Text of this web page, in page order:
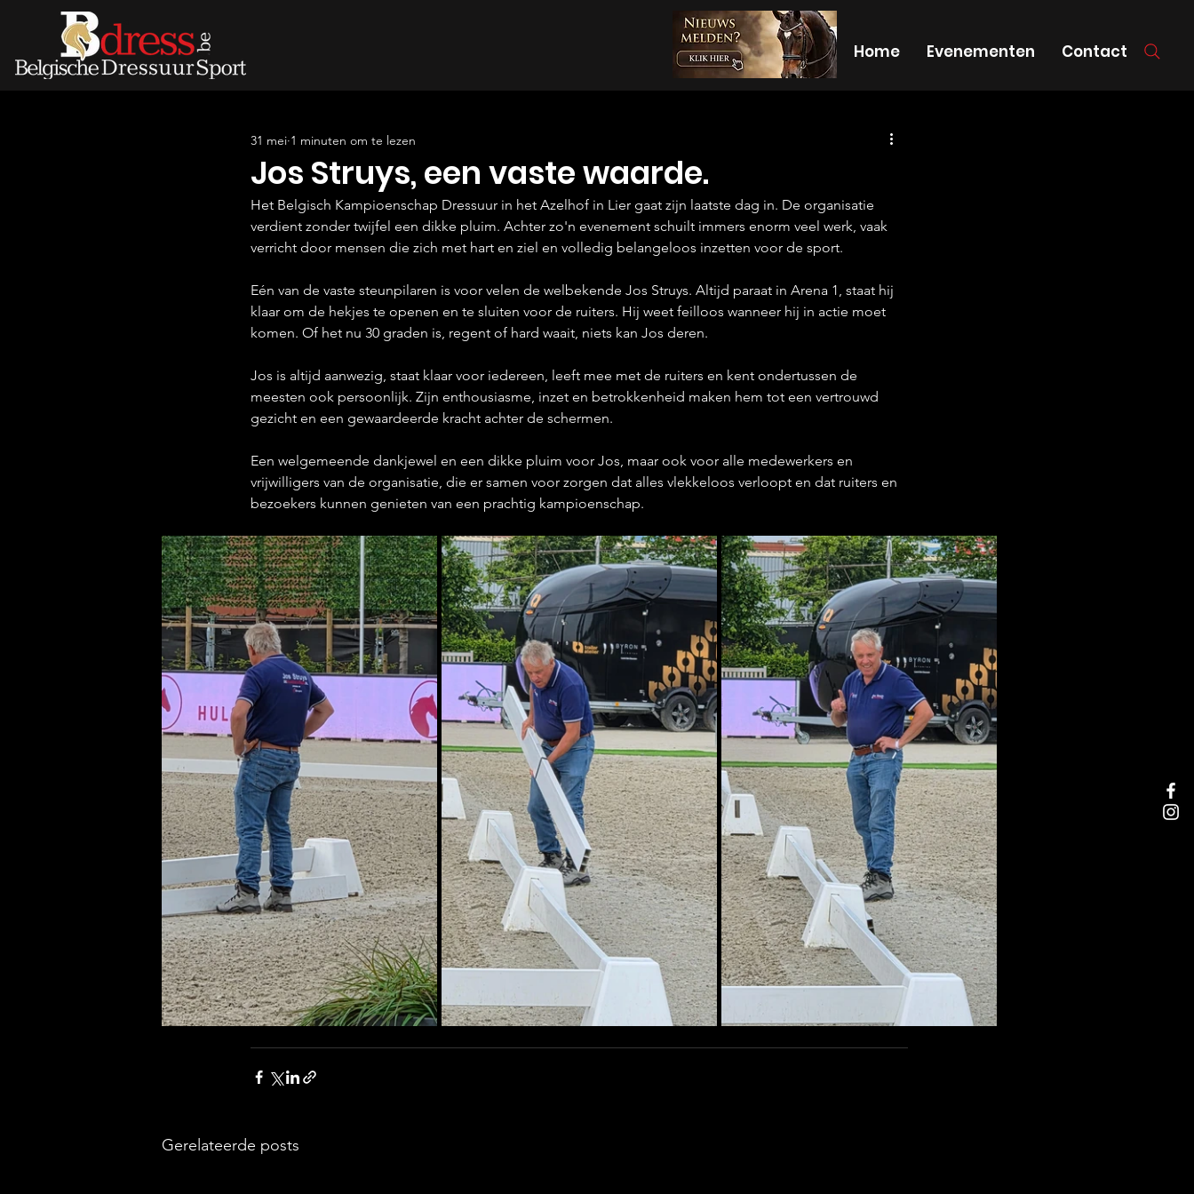
Home Evenementen Contact
Jos Struys, een vaste waarde.
31 mei 1 minuten om te lezen
Het Belgisch Kampioenschap Dressuur in het Azelhof in Lier gaat zijn laatste dag in. De organisatie
verdient zonder twijfel een dikke pluim. Achter zo'n evenement schuilt immers enorm veel werk, vaak
verricht door mensen die zich met hart en ziel en volledig belangeloos inzetten voor de sport.
Eén van de vaste steunpilaren is voor velen de welbekende Jos Struys. Altijd paraat in Arena 1, staat hij
klaar om de hekjes te openen en te sluiten voor de ruiters. Hij weet feilloos wanneer hij in actie moet
komen. Of het nu 30 graden is, regent of hard waait, niets kan Jos deren.
Jos is altijd aanwezig, staat klaar voor iedereen, leeft mee met de ruiters en kent ondertussen de
meesten ook persoonlijk. Zijn enthousiasme, inzet en betrokkenheid maken hem tot een vertrouwd
gezicht en een gewaardeerde kracht achter de schermen.
Een welgemeende dankjewel en een dikke pluim voor Jos, maar ook voor alle medewerkers en
vrijwilligers van de organisatie, die er samen voor zorgen dat alles vlekkeloos verloopt en dat ruiters en
bezoekers kunnen genieten van een prachtig kampioenschap.
Gerelateerde posts